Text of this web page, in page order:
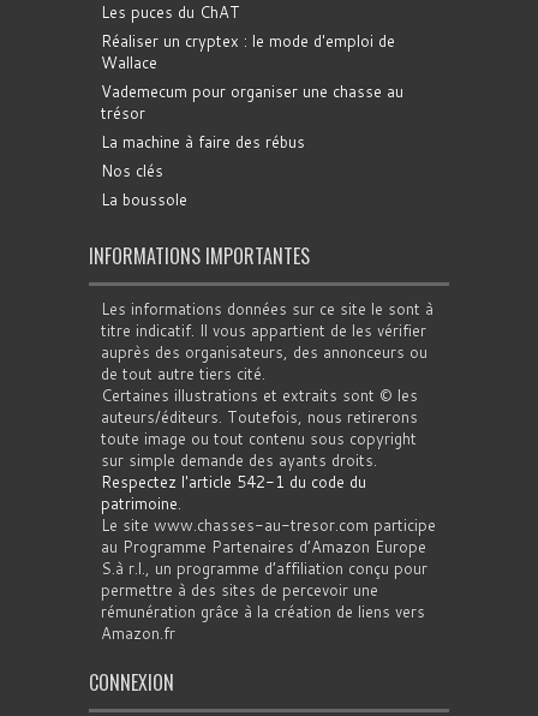
Les puces du ChAT
Réaliser un cryptex : le mode d'emploi de
Wallace
Vademecum pour organiser une chasse au
trésor
La machine à faire des rébus
Nos clés
La boussole
INFORMATIONS IMPORTANTES
Les informations données sur ce site le sont à
titre indicatif. Il vous appartient de les vérifier
auprès des organisateurs, des annonceurs ou
de tout autre tiers cité.
Certaines illustrations et extraits sont © les
auteurs/éditeurs. Toutefois, nous retirerons
toute image ou tout contenu sous copyright
sur simple demande des ayants droits.
Respectez l'article 542-1 du code du
patrimoine.
Le site www.chasses-au-tresor.com participe
au Programme Partenaires d’Amazon Europe
S.à r.l., un programme d’affiliation conçu pour
permettre à des sites de percevoir une
rémunération grâce à la création de liens vers
Amazon.fr
CONNEXION